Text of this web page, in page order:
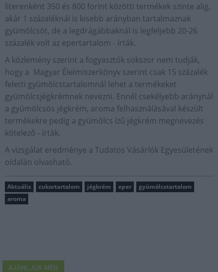
literenként 350 és 800 forint közötti termékek szinte alig,
akár 1 százaléknál is kisebb arányban tartalmaznak
gyümölcsöt, de a legdrágábbaknál is legfeljebb 20-26
százalék volt az epertartalom - írták.
A közlemény szerint a fogyasztók sokszor nem tudják,
hogy a Magyar Élelmiszerkönyv szerint csak 15 százalék
feletti gyümölcstartalomnál lehet a termékeket
gyümölcsjégkrémnek nevezni. Ennél csekélyebb aránynál
a gyümölcsös jégkrém, aroma felhasználásával készült
termékekre pedig a gyümölcs ízű jégkrém megnevezés
kötelező - írták.
A vizsgálat eredménye a Tudatos Vásárlók Egyesületének
oldalán olvasható.
Aktuális cukortartalom jégkrém eper
gyümölcstartalom
aroma
AJÁNLJUK MÉG